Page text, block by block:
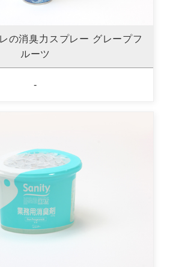
の消臭力スプレー グレープフ
ルーツ
-